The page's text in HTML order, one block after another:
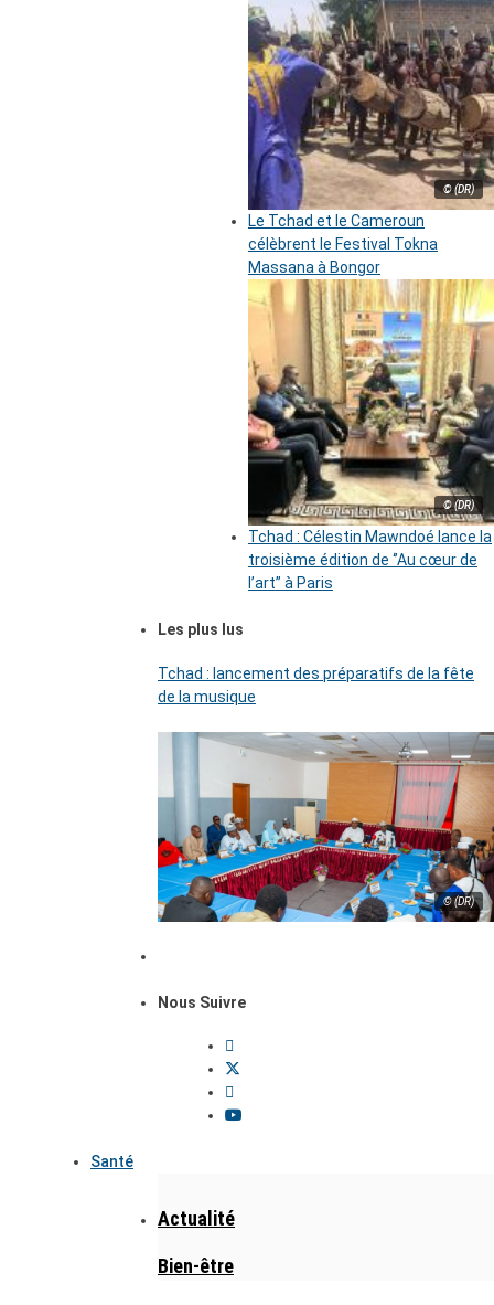
© (DR)
Le Tchad et le Cameroun
célèbrent le Festival Tokna
Massana à Bongor
© (DR)
Tchad : Célestin Mawndoé lance la
troisième édition de ‘’Au cœur de
l’art’’ à Paris
Les plus lus
Tchad : lancement des préparatifs de la fête
de la musique
© (DR)
Nous Suivre
Santé
Actualité
Bien-être